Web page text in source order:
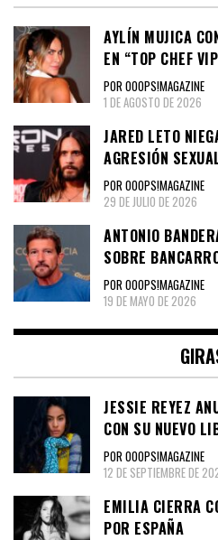
AYLÍN MUJICA
EN “TOP CHEF
POR OOOPS!MAGAZINE
1 DE AGOSTO DE 2026
JARED LETO
AGRESIÓN
POR OOOPS!MAGAZINE
29 DE JULIO DE 2026
ANTONIO
SOBRE
POR OOOPS!MAGAZINE
19 DE MAYO DE 2026
JESSIE REYEZ
CON SU NUEVO
POR OOOPS!MAGAZINE
12 DE SEPTIEMBRE DE
EMILIA CIERRA
POR ESPAÑA